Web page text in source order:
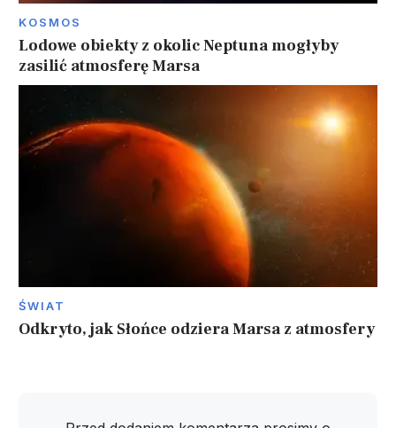
KOSMOS
Lodowe obiekty z okolic Neptuna mogłyby
zasilić atmosferę Marsa
ŚWIAT
Odkryto, jak Słońce odziera Marsa z atmosfery